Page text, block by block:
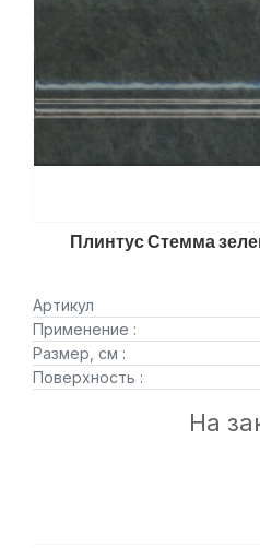
Плинтус Стемма
Артикул
Применение :
Размер, см :
Поверхность :
На